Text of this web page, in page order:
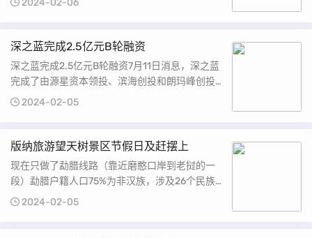
2024-02-06
深之蓝完成2.5亿元B轮融资
深之蓝完成2.5亿元B轮融资7月11日消息，深之蓝
完成了由源星资本领投、滨海创投和朗玛峰创投跟
投的B轮融资，加上今年年初的Pre-B轮融资，B轮
2024-02-05
版纳旅游望天树景区节假日及赶摆上
现在只做了勐腊线路（靠近磨憨口岸到老挝的一
段）勐腊户籍人口75%为非汉族，涉及26个民族，
值得自驾游体验当地特色。主推线路勐腊站-曼龙
2024-02-05